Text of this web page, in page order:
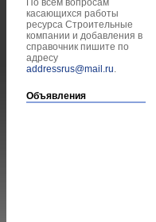
По всем вопросам
касающихся работы
ресурса Строительные
компании и добавления в
справочник пишите по
адресу
addressrus@mail.ru.
Объявления